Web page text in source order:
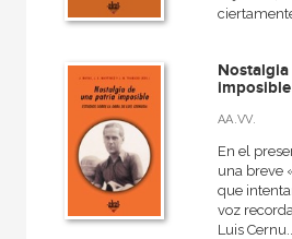
imposible
AA.VV.
En el
una breve
que
voz
Luis